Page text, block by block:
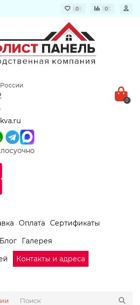
0 0
0
Оплата
Сертификаты
Блог
Галерея
Контакты и адреса